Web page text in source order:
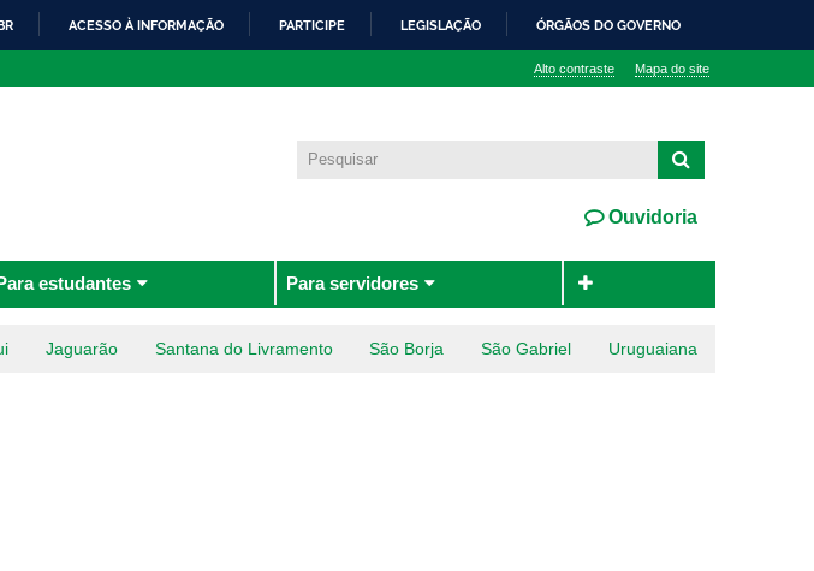
ACESSO À INFORMAÇÃO PARTICIPE LEGISLAÇÃO ÓRGÃOS DO GOVERNO
Alto contraste Mapa do site
Ouvidoria
estudantes Para servidores
Jaguarão Santana do Livramento São Borja São Gabriel Uruguaiana